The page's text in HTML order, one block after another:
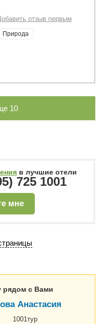
отзыв первым
Природа
10
в лучшие отели
725 1001
мне
рядом с Вами
Анастасия
1001тур